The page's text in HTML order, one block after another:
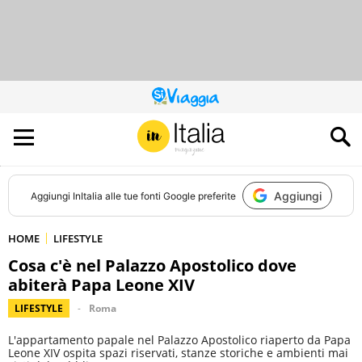
QUESTO
SITO
CONTRIBUISCE
ALL’AUDIENCE
DI
Aggiungi InItalia alle tue fonti Google preferite Aggiungi
HOME LIFESTYLE
Cosa c'è nel Palazzo Apostolico dove
abiterà Papa Leone XIV
LIFESTYLE Roma
L'appartamento papale nel Palazzo Apostolico riaperto da Papa
Leone XIV ospita spazi riservati, stanze storiche e ambienti mai